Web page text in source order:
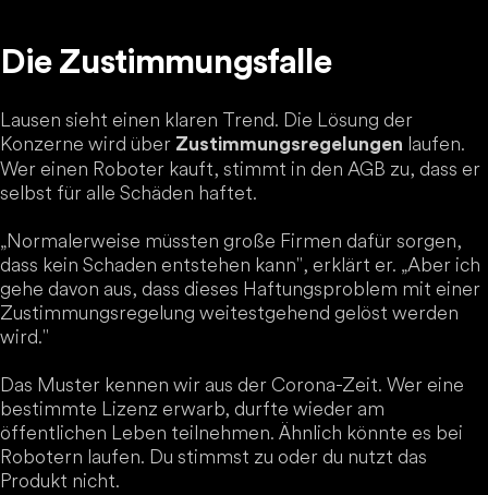
Die Zustimmungsfalle
Lausen sieht einen klaren Trend. Die Lösung der
Konzerne wird über Zustimmungsregelungen laufen.
Wer einen Roboter kauft, stimmt in den AGB zu, dass er
selbst für alle Schäden haftet.
„Normalerweise müssten große Firmen dafür sorgen,
dass kein Schaden entstehen kann", erklärt er. „Aber ich
gehe davon aus, dass dieses Haftungsproblem mit einer
Zustimmungsregelung weitestgehend gelöst werden
wird."
Das Muster kennen wir aus der Corona-Zeit. Wer eine
bestimmte Lizenz erwarb, durfte wieder am
öffentlichen Leben teilnehmen. Ähnlich könnte es bei
Robotern laufen. Du stimmst zu oder du nutzt das
Produkt nicht.